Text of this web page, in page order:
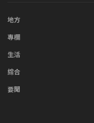
地方
專欄
生活
綜合
要聞